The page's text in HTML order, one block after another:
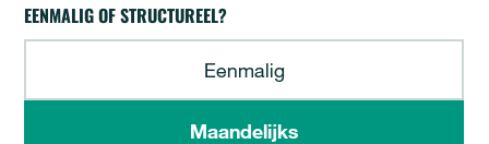
FW - Donatieformulier campagne
" geeft vereiste velden aan
EENMALIG OF STRUCTUREEL?
Eenmalig
Maandelijks